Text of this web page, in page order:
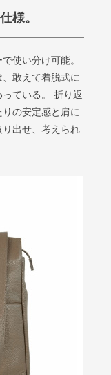
様。
使い分け可能。
敢えて着脱式に
ている。 折り返
の安定感と肩に
出せ、考えられ